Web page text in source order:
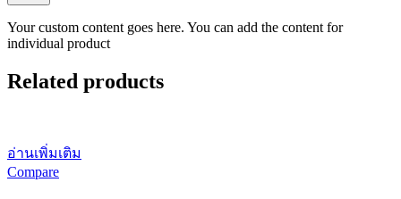
Your custom content goes here. You can add the content for
individual product
Related products
อ่านเพิ่มเติม
Compare